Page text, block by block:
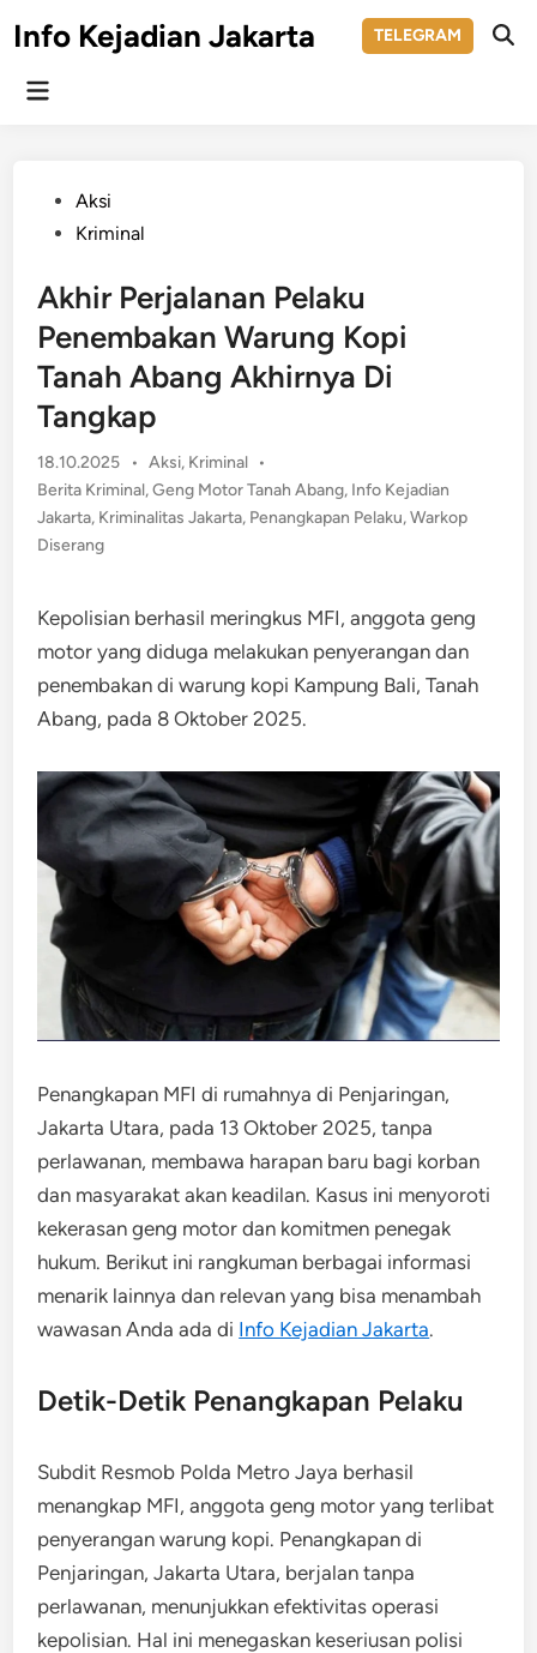
toInfo Kejadian Jakarta TELEGRAM
Main
PostedAksi
Kriminal
Akhir Perjalanan Pelaku
Penembakan Warung Kopi
Tanah Abang Akhirnya Di
Tangkap
18.10.2025 • Posted
in
Aksi, Kriminal •
Berita Kriminal,Geng Motor Tanah Abang, Info Kejadian
Jakarta, Kriminalitas Jakarta, Penangkapan Pelaku,Warkop
Diserang
Kepolisian berhasil meringkus MFI, anggota geng
motor yang diduga melakukan penyerangan dan
penembakan di warung kopi Kampung Bali, Tanah
Abang, pada 8 Oktober 2025.​
Penangkapan MFI di rumahnya di Penjaringan,
Jakarta Utara, pada 13 Oktober 2025, tanpa
perlawanan, membawa harapan baru bagi korban
dan masyarakat akan keadilan. Kasus ini menyoroti
kekerasan geng motor dan komitmen penegak
hukum. Berikut ini rangkuman berbagai informasi
menarik lainnya dan relevan yang bisa menambah
wawasan Anda ada di Info Kejadian Jakarta.
Detik-Detik Penangkapan Pelaku
Subdit Resmob Polda Metro Jaya berhasil
menangkap MFI, anggota geng motor yang terlibat
penyerangan warung kopi. Penangkapan di
Penjaringan, Jakarta Utara, berjalan tanpa
perlawanan, menunjukkan efektivitas operasi
kepolisian. Hal ini menegaskan keseriusan polisi